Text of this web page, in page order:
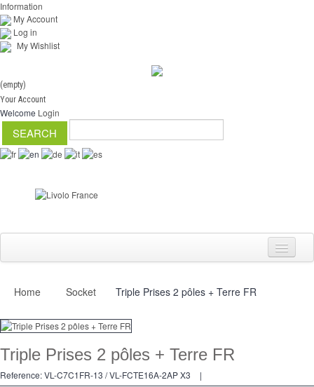
Information
My Account
Log in
My Wishlist
(empty)
Your Account
Welcome Login
Switch
Dimmer
2 Ways
Home Socket Triple Prises 2 pôles + Terre FR
Triple Prises 2 pôles + Terre FR
Reference:VL-C7C1FR-13 / VL-FCTE16A-2AP X3 |